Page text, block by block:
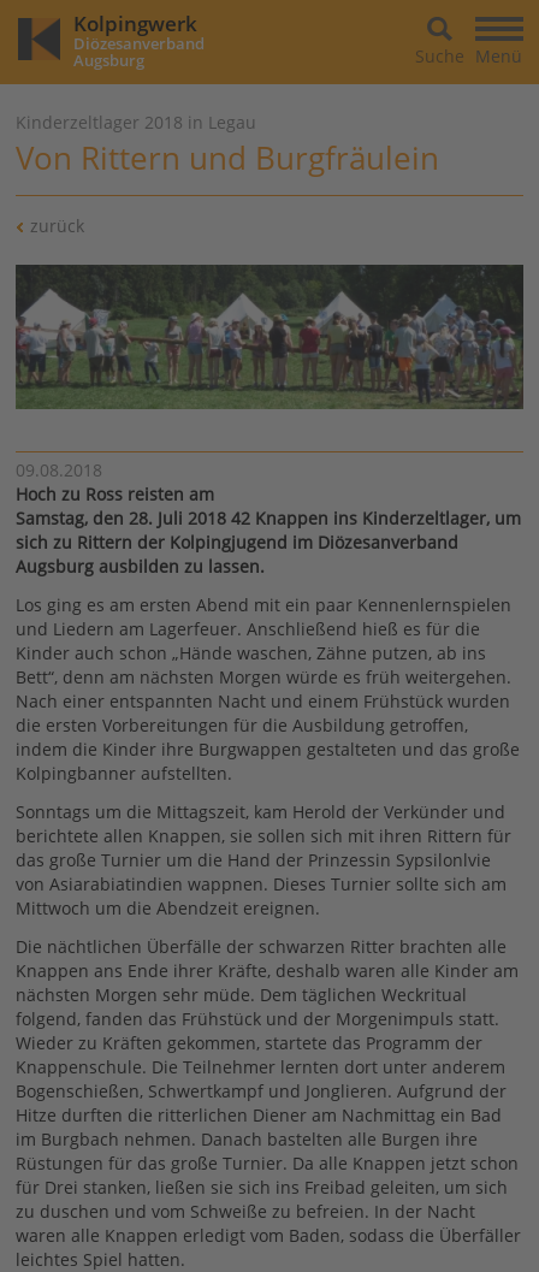
Kolpingwerk
Diözesanverband
Augsburg Menü
Suche
Kinderzeltlager 2018 in Legau
Von Rittern und Burgfräulein
zurück
09.08.2018
Hoch zu Ross reisten am
Samstag, den 28. Juli 2018 42 Knappen ins Kinderzeltlager, um
sich zu Rittern der Kolpingjugend im Diözesanverband
Augsburg ausbilden zu lassen.
Los ging es am ersten Abend mit ein paar Kennenlernspielen
und Liedern am Lagerfeuer. Anschließend hieß es für die
Kinder auch schon „Hände waschen, Zähne putzen, ab ins
Bett“, denn am nächsten Morgen würde es früh weitergehen.
Nach einer entspannten Nacht und einem Frühstück wurden
die ersten Vorbereitungen für die Ausbildung getroffen,
indem die Kinder ihre Burgwappen gestalteten und das große
Kolpingbanner aufstellten.
Sonntags um die Mittagszeit, kam Herold der Verkünder und
berichtete allen Knappen, sie sollen sich mit ihren Rittern für
das große Turnier um die Hand der Prinzessin Sypsilonlvie
von Asiarabiatindien wappnen. Dieses Turnier sollte sich am
Mittwoch um die Abendzeit ereignen.
Die nächtlichen Überfälle der schwarzen Ritter brachten alle
Knappen ans Ende ihrer Kräfte, deshalb waren alle Kinder am
nächsten Morgen sehr müde. Dem täglichen Weckritual
folgend, fanden das Frühstück und der Morgenimpuls statt.
Wieder zu Kräften gekommen, startete das Programm der
Knappenschule. Die Teilnehmer lernten dort unter anderem
Bogenschießen, Schwertkampf und Jonglieren. Aufgrund der
Hitze durften die ritterlichen Diener am Nachmittag ein Bad
im Burgbach nehmen. Danach bastelten alle Burgen ihre
Rüstungen für das große Turnier. Da alle Knappen jetzt schon
für Drei stanken, ließen sie sich ins Freibad geleiten, um sich
zu duschen und vom Schweiße zu befreien. In der Nacht
waren alle Knappen erledigt vom Baden, sodass die Überfäller
leichtes Spiel hatten.